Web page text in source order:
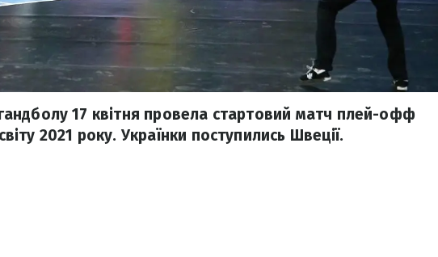
17 квітня провела стартовий матч плей-офф
2021 року. Українки поступились Швеції.